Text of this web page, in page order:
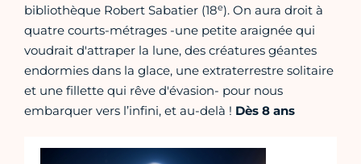
bibliothèque Robert Sabatier (18e). On aura droit à
quatre courts-métrages -une petite araignée qui
voudrait d'attraper la lune, des créatures géantes
endormies dans la glace, une extraterrestre solitaire
et une fillette qui rêve d'évasion- pour nous
embarquer vers l’infini, et au-delà ! Dès 8 ans